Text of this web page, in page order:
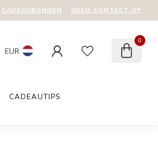
CADEAUBONNEN NEEM CONTACT OP
EUR
0
CADEAUTIPS